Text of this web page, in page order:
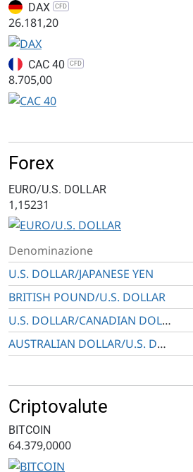
DAX CFD
26.181,20
CAC 40 CFD
8.705,00
Forex
EURO/U.S. DOLLAR
1,15231
Denominazione
U.S. DOLLAR/JAPANESE YEN
BRITISH POUND/U.S. DOLLAR
U.S. DOLLAR/CANADIAN DOLLAR
AUSTRALIAN DOLLAR/U.S. DOLLAR
Criptovalute
BITCOIN
64.379,0000